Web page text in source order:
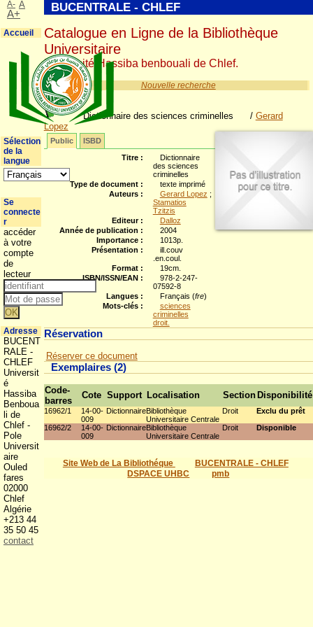
Nouvelle recherche
Dictionnaire des sciences criminelles / Gerard
Lopez
Public
ISBD
Titre :
Dictionnaire
des sciences
criminelles
Type de document :
texte imprimé
Auteurs :
Gerard Lopez ;
Stamatios
Tzitzis
Editeur :
Dalloz
Année de publication :
2004
Importance :
1013p.
Présentation :
ill.couv
.en.coul.
Format :
19cm.
ISBN/ISSN/EAN :
978-2-247-
07592-8
Langues :
Français (fre)
Mots-clés :
sciences
criminelles
droit.
Réservation
Réserver ce document
Exemplaires (2)
Code-
barres
Cote Support Localisation Section Disponibilité
16962/1
14-00-
009
DictionnaireBibliothèque
Universitaire Centrale
Droit
Exclu du prêt
16962/2
14-00-
009
DictionnaireBibliothèque
Universitaire Centrale
Droit Disponible
Site Web de La Bibliothéque
BUCENTRALE - CHLEF
DSPACE UHBC
pmb
BUCENTRALE - CHLEF
Catalogue en Ligne de la Bibliothèque
Universitaire
Université Hassiba benbouali de Chlef.
A- A
A+
Accueil
Sélection
de la
langue
Se
connecte
r
accéder
à votre
compte
de
lecteur
Adresse
BUCENT
RALE -
CHLEF
Universit
é
Hassiba
Benboua
li de
Chlef -
Pole
Universit
aire
Ouled
fares
02000
Chlef
Algérie
+213 44
35 50 45
contact